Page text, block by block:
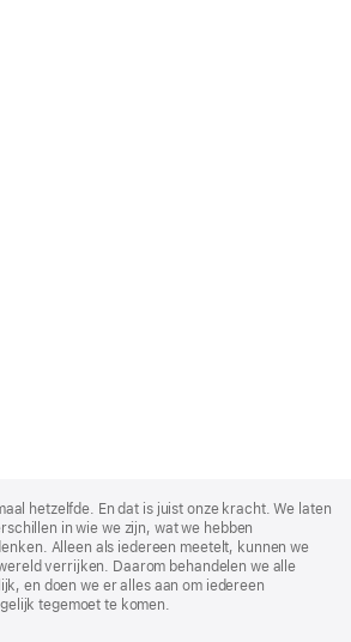
hetzelfde. En dat is juist onze kracht. We laten
in wie we zijn, wat we hebben
Alleen als iedereen meetelt, kunnen we
verrijken. Daarom behandelen we alle
en doen we er alles aan om iedereen
tegemoet te komen.